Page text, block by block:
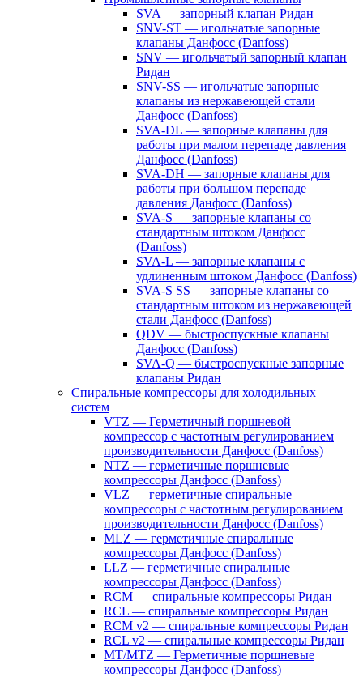
SVA — запорный клапан Ридан
SNV-ST — игольчатые запорные
клапаны Данфосс (Danfoss)
SNV — игольчатый запорный клапан
Ридан
SNV-SS — игольчатые запорные
клапаны из нержавеющей стали
Данфосс (Danfoss)
SVA-DL — запорные клапаны для
работы при малом перепаде давления
Данфосс (Danfoss)
SVA-DH — запорные клапаны для
работы при большом перепаде
давления Данфосс (Danfoss)
SVA-S — запорные клапаны со
стандартным штоком Данфосс
(Danfoss)
SVA-L — запорные клапаны с
удлиненным штоком Данфосс (Danfoss)
SVA-S SS — запорные клапаны со
стандартным штоком из нержавеющей
стали Данфосс (Danfoss)
QDV — быстроспускные клапаны
Данфосс (Danfoss)
SVA-Q — быстроспускные запорные
клапаны Ридан
Спиральные компрессоры для холодильных
систем
VTZ — Герметичный поршневой
компрессор с частотным регулированием
производительности Данфосс (Danfoss)
NTZ — герметичные поршневые
компрессоры Данфосс (Danfoss)
VLZ — герметичные спиральные
компрессоры с частотным регулированием
производительности Данфосс (Danfoss)
MLZ — герметичные спиральные
компрессоры Данфосс (Danfoss)
LLZ — герметичные спиральные
компрессоры Данфосс (Danfoss)
RCM — спиральные компрессоры Ридан
RCL — спиральные компрессоры Ридан
RCM v2 — спиральные компрессоры Ридан
RCL v2 — спиральные компрессоры Ридан
MT/MTZ — Герметичные поршневые
компрессоры Данфосс (Danfoss)